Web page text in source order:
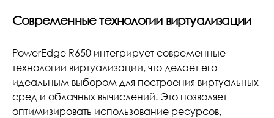
Современные технологии виртуализации
PowerEdge R650 интегрирует современные
технологии виртуализации, что делает его
идеальным выбором для построения виртуальных
сред и облачных вычислений. Это позволяет
оптимизировать использование ресурсов,